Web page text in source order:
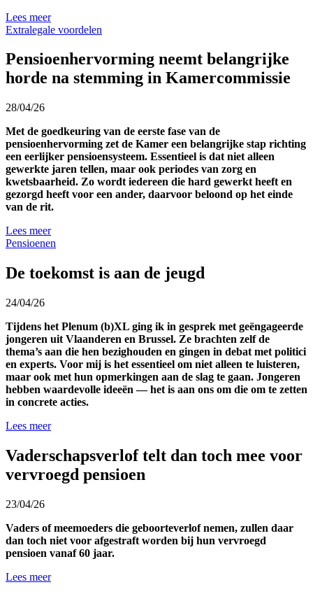
Lees meer
Extralegale voordelen
Pensioenhervorming neemt belangrijke
horde na stemming in Kamercommissie
28/04/26
Met de goedkeuring van de eerste fase van de
pensioenhervorming zet de Kamer een belangrijke stap richting
een eerlijker pensioensysteem. Essentieel is dat niet alleen
gewerkte jaren tellen, maar ook periodes van zorg en
kwetsbaarheid. Zo wordt iedereen die hard gewerkt heeft en
gezorgd heeft voor een ander, daarvoor beloond op het einde
van de rit.
Lees meer
Pensioenen
De toekomst is aan de jeugd
24/04/26
Tijdens het Plenum (b)XL ging ik in gesprek met geëngageerde
jongeren uit Vlaanderen en Brussel. Ze brachten zelf de
thema’s aan die hen bezighouden en gingen in debat met politici
en experts. Voor mij is het essentieel om niet alleen te luisteren,
maar ook met hun opmerkingen aan de slag te gaan. Jongeren
hebben waardevolle ideeën — het is aan ons om die om te zetten
in concrete acties.
Lees meer
Vaderschapsverlof telt dan toch mee voor
vervroegd pensioen
23/04/26
Vaders of meemoeders die geboorteverlof nemen, zullen daar
dan toch niet voor afgestraft worden bij hun vervroegd
pensioen vanaf 60 jaar.
Lees meer